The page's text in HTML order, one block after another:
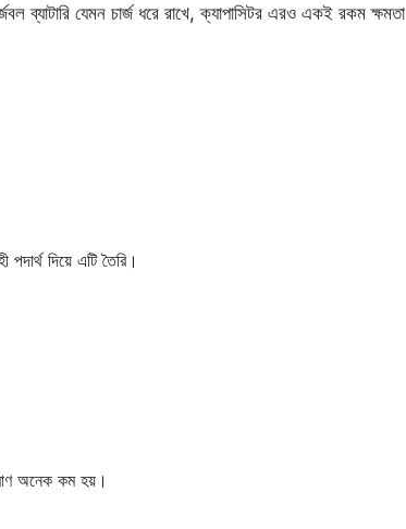
ব্যাটারি যেমন চার্জ ধরে রাখে, ক্যাপাসিটর এরও একই রকম ক্ষমতা
দিয়ে এটি তৈরি।
অনেক কম হয়।